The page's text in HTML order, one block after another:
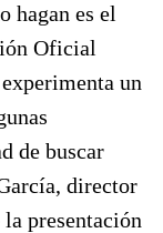
hagan es el
Oficial
un
de buscar
director
presentación